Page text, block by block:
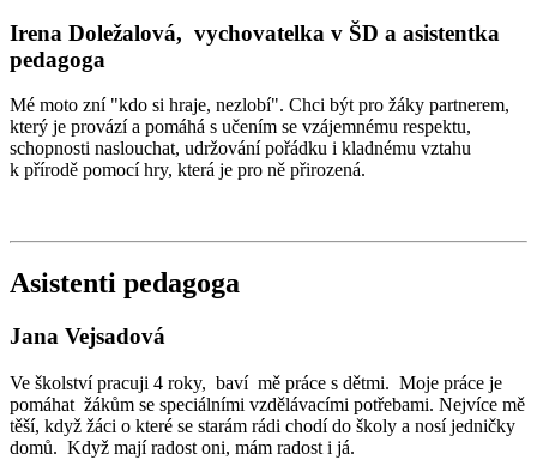
Irena Doležalová, vychovatelka v ŠD a asistentka
pedagoga
Mé moto zní "kdo si hraje, nezlobí". Chci být pro žáky partnerem,
který je provází a pomáhá s učením se vzájemnému respektu,
schopnosti naslouchat, udržování pořádku i kladnému vztahu
k přírodě pomocí hry, která je pro ně přirozená.
Asistenti pedagoga
Jana Vejsadová
Ve školství pracuji 4 roky, baví mě práce s dětmi. Moje práce je
pomáhat žákům se speciálními vzdělávacími potřebami. Nejvíce mě
těší, když žáci o které se starám rádi chodí do školy a nosí jedničky
domů. Když mají radost oni, mám radost i já.